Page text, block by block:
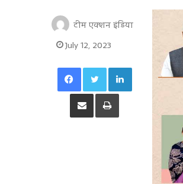
टीम एक्शन इंडिया
July 12, 2023
Facebook Twitter LinkedIn
Share via Email Print